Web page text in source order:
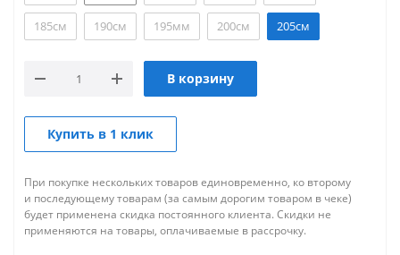
185см 190см 195мм 200см 205см
В корзину
Купить в 1 клик
При покупке нескольких товаров единовременно, ко второму
и последующему товарам (за самым дорогим товаром в чеке)
будет применена скидка постоянного клиента. Скидки не
применяются на товары, оплачиваемые в рассрочку.